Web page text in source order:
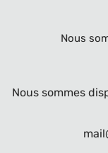
Nous
Nous sommes